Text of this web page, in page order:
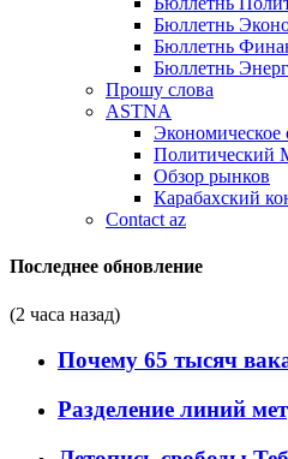
Бюллетнь
Бюллетнь
Бюллетнь
Прошу слова
ASTNA
Экономическое
Политический
Обзор рынков
Карабахский
Contact az
Последнее обновление
(2 часа назад)
Почему 65 тысяч
Разделение линий